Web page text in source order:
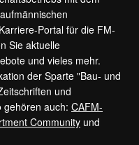
Portal für die FM-
Sie aktuelle
und vieles mehr.
der Sparte "Bau- und
und
gehören auch: CAFM-
Community und